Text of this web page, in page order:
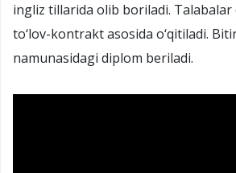
ingliz tillarida olib boriladi. Talabalar
to‘lov-kontrakt asosida o‘qitiladi.
namunasidagi diplom beriladi.